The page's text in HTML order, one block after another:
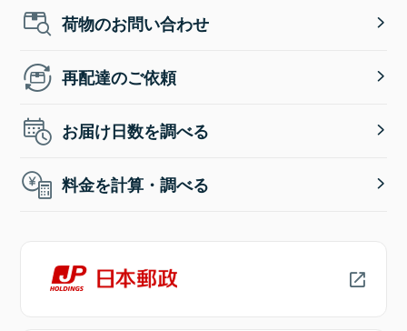
荷物のお問い合わせ
再配達のご依頼
お届け日数を調べる
料金を計算・調べる